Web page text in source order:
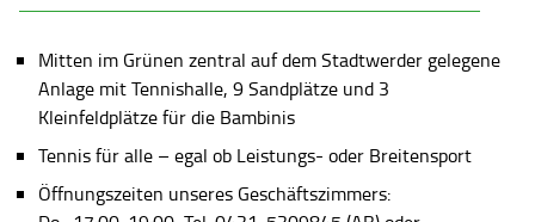
Mitten im Grünen zentral auf dem Stadtwerder gelegene
Anlage mit Tennishalle, 9 Sandplätze und 3
Kleinfeldplätze für die Bambinis
Tennis für alle – egal ob Leistungs- oder Breitensport
Öffnungszeiten unseres Geschäftszimmers: